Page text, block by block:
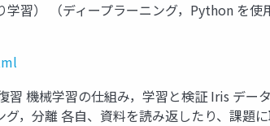
学習） （ディープラーニング，Python
機械学習の仕組み，学習と検証 Iris デ
，分離 各自、資料を読み返したり、課題